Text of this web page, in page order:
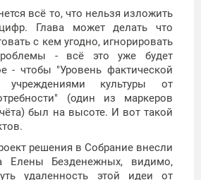
всё то, что нельзя изложить
Глава может делать что
с кем угодно, игнорировать
- всё это уже будет
- чтобы "Уровень фактической
учреждениями культуры от
(один из маркеров
был на высоте. И вот такой
решения в Собрание внесли
Елены Безденежных, видимо,
удаленность этой идеи от